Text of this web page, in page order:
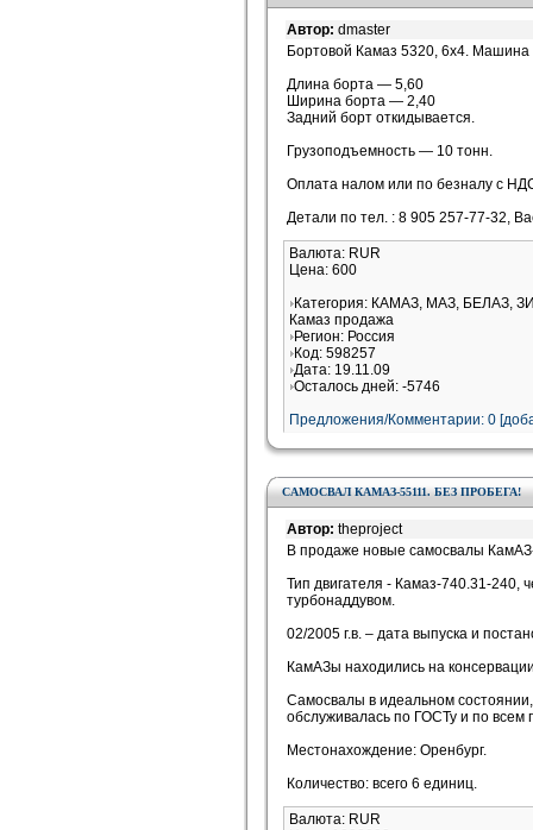
Автор: dmaster
Бортовой Камаз 5320, 6х4. Машина
Длина борта — 5,60
Ширина борта — 2,40
Задний борт откидывается.
Грузоподъемность — 10 тонн.
Оплата налом или по безналу с
Детали по тел. : 8 905 257-77-32,
Валюта: RUR
Цена: 600
Категория: КАМАЗ, МАЗ, БЕЛАЗ,
Камаз продажа
Регион: Россия
Код: 598257
Дата: 19.11.09
Осталось дней: -5746
Предложения/Комментарии: 0
САМОСВАЛ КАМАЗ-55111. БЕЗ ПРОБЕГА!
Автор: theproject
В продаже новые самосвалы
Тип двигателя - Камаз-740.31-240,
турбонаддувом.
02/2005 г.в. – дата выпуска и
КамАЗы находились на
Самосвалы в идеальном
обслуживалась по ГОСТу и по всем
Местонахождение: Оренбург.
Количество: всего 6 единиц.
Валюта: RUR